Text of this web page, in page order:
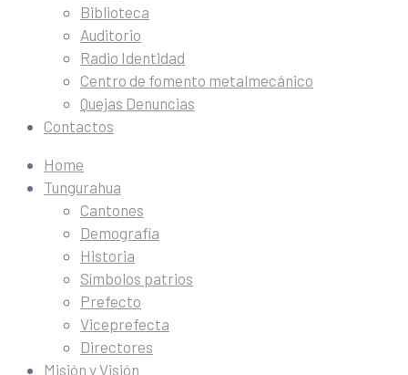
Biblioteca
Auditorio
Radio Identidad
Centro de fomento metalmecánico
Quejas Denuncias
Contactos
Home
Tungurahua
Cantones
Demografía
Historia
Símbolos patrios
Prefecto
Viceprefecta
Directores
Misión y Visión